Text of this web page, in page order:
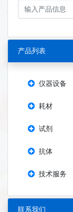
产品列表
仪器设备
耗材
试剂
抗体
技术服务
联系我们